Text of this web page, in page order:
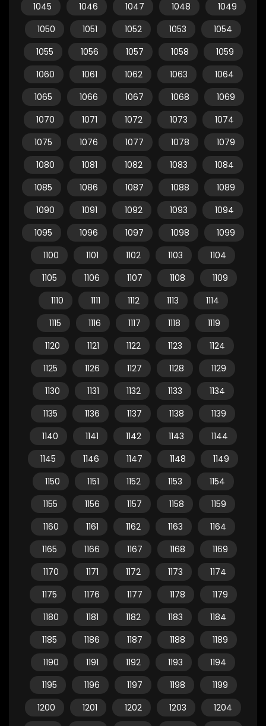
1045
1046 1047 1048
1049
1050
1051 1052 1053
1054
1055
1056 1057 1058
1059
1060
1061 1062 1063
1064
1065
1066 1067 1068
1069
1070
1071 1072 1073
1074
1075
1076 1077 1078
1079
1080
1081 1082 1083
1084
1085
1086 1087 1088
1089
1090
1091 1092 1093
1094
1095
1096 1097 1098
1099
1100
1101 1102 1103
1104
1105
1106 1107 1108
1109
1110
1111 1112 1113
1114
1115
1116 1117 1118
1119
1120
1121 1122 1123
1124
1125
1126 1127 1128
1129
1130
1131 1132 1133
1134
1135
1136 1137 1138
1139
1140
1141 1142 1143
1144
1145
1146 1147 1148
1149
1150
1151 1152 1153
1154
1155
1156 1157 1158
1159
1160
1161 1162 1163
1164
1165
1166 1167 1168
1169
1170
1171 1172 1173
1174
1175
1176 1177 1178
1179
1180
1181 1182 1183
1184
1185
1186 1187 1188
1189
1190
1191 1192 1193
1194
1195
1196 1197 1198
1199
1200
1201 1202 1203
1204